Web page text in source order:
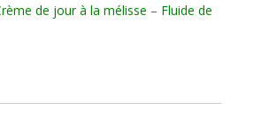
de jour à la mélisse – Fluide de